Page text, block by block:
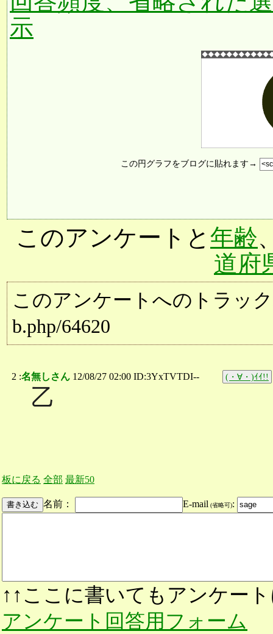
示
この円グラフをブログに貼れます→
このアンケートと 年齢
道府
このアンケートへのトラッ
b.php/64620
2 :名無しさん 12/08/27 02:00 ID:3YxTVTDI-- (・∀・)ｲｲ!!
乙
板に戻る 全部 最新50
名前： E-mail (省略可):
↑↑ここに書いてもアンケー
アンケート回答用フォーム